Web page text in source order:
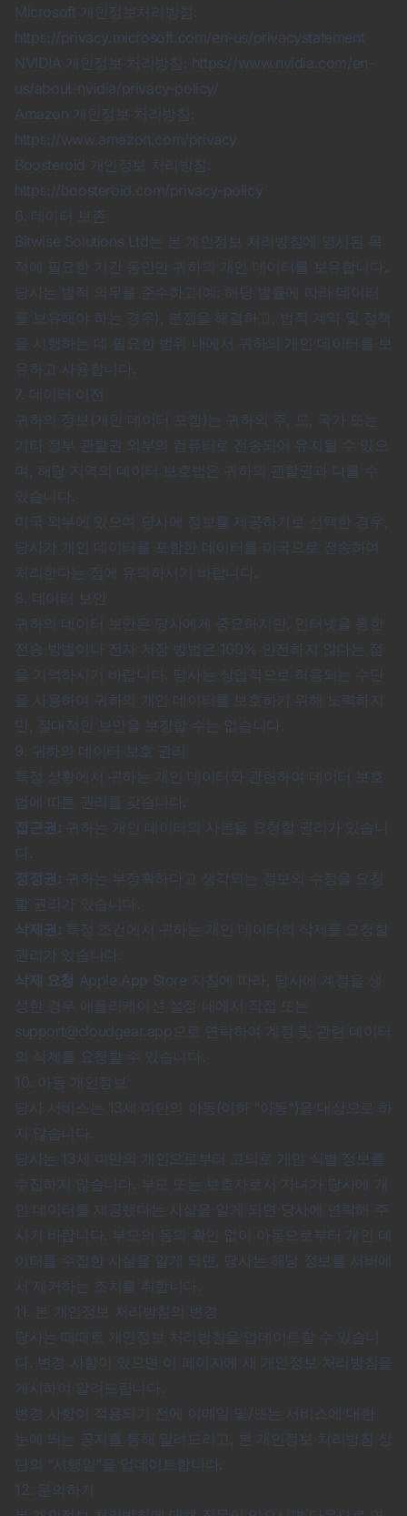
Microsoft 개인정보처리방침:
https://privacy.microsoft.com/en-us/privacystatement
NVIDIA 개인정보 처리방침: https://www.nvidia.com/en-
us/about-nvidia/privacy-policy/
Amazon 개인정보 처리방침:
https://www.amazon.com/privacy
Boosteroid 개인정보 처리방침:
https://boosteroid.com/privacy-policy
6. 데이터 보존
Bitwise Solutions Ltd는 본 개인정보 처리방침에 명시된 목
적에 필요한 기간 동안만 귀하의 개인 데이터를 보유합니다.
당사는 법적 의무를 준수하고(예: 해당 법률에 따라 데이터
를 보유해야 하는 경우), 분쟁을 해결하고, 법적 계약 및 정책
을 시행하는 데 필요한 범위 내에서 귀하의 개인 데이터를 보
유하고 사용합니다.
7. 데이터 이전
귀하의 정보(개인 데이터 포함)는 귀하의 주, 도, 국가 또는
기타 정부 관할권 외부의 컴퓨터로 전송되어 유지될 수 있으
며, 해당 지역의 데이터 보호법은 귀하의 관할권과 다를 수
있습니다.
미국 외부에 있으며 당사에 정보를 제공하기로 선택한 경우,
당사가 개인 데이터를 포함한 데이터를 미국으로 전송하여
처리한다는 점에 유의하시기 바랍니다.
8. 데이터 보안
귀하의 데이터 보안은 당사에게 중요하지만, 인터넷을 통한
전송 방법이나 전자 저장 방법은 100% 안전하지 않다는 점
을 기억하시기 바랍니다. 당사는 상업적으로 허용되는 수단
을 사용하여 귀하의 개인 데이터를 보호하기 위해 노력하지
만, 절대적인 보안을 보장할 수는 없습니다.
9. 귀하의 데이터 보호 권리
특정 상황에서 귀하는 개인 데이터와 관련하여 데이터 보호
법에 따른 권리를 갖습니다.
접근권: 귀하는 개인 데이터의 사본을 요청할 권리가 있습니
다.
정정권: 귀하는 부정확하다고 생각되는 정보의 수정을 요청
할 권리가 있습니다.
삭제권: 특정 조건에서 귀하는 개인 데이터의 삭제를 요청할
권리가 있습니다.
삭제 요청 Apple App Store 지침에 따라, 당사에 계정을 생
성한 경우 애플리케이션 설정 내에서 직접 또는
support@cloudgear.app으로 연락하여 계정 및 관련 데이터
의 삭제를 요청할 수 있습니다.
10. 아동 개인정보
당사 서비스는 13세 미만의 아동(이하 “아동”)을 대상으로 하
지 않습니다.
당사는 13세 미만의 개인으로부터 고의로 개인 식별 정보를
수집하지 않습니다. 부모 또는 보호자로서 자녀가 당사에 개
인 데이터를 제공했다는 사실을 알게 되면 당사에 연락해 주
시기 바랍니다. 부모의 동의 확인 없이 아동으로부터 개인 데
이터를 수집한 사실을 알게 되면, 당사는 해당 정보를 서버에
서 제거하는 조치를 취합니다.
11. 본 개인정보 처리방침의 변경
당사는 때때로 개인정보 처리방침을 업데이트할 수 있습니
다. 변경 사항이 있으면 이 페이지에 새 개인정보 처리방침을
게시하여 알려드립니다.
변경 사항이 적용되기 전에 이메일 및/또는 서비스에 대한
눈에 띄는 공지를 통해 알려드리고, 본 개인정보 처리방침 상
단의 “시행일”을 업데이트합니다.
12. 문의하기